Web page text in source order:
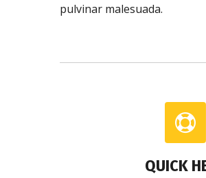
pulvinar malesuada.
QUICK